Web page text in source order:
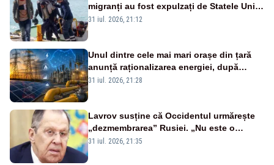
migranți au fost expulzați de Statele Unite
în Africa în numai 48 de ore
31 iul. 2026, 21:12
Unul dintre cele mai mari orașe din țară
anunță raționalizarea energiei, după
intrarea în stare de alertă energetică
31 iul. 2026, 21:28
Lavrov susține că Occidentul urmărește
„dezmembrarea” Rusiei. „Nu este o
glumă, s-a unit împotriva noastră”
31 iul. 2026, 21:35